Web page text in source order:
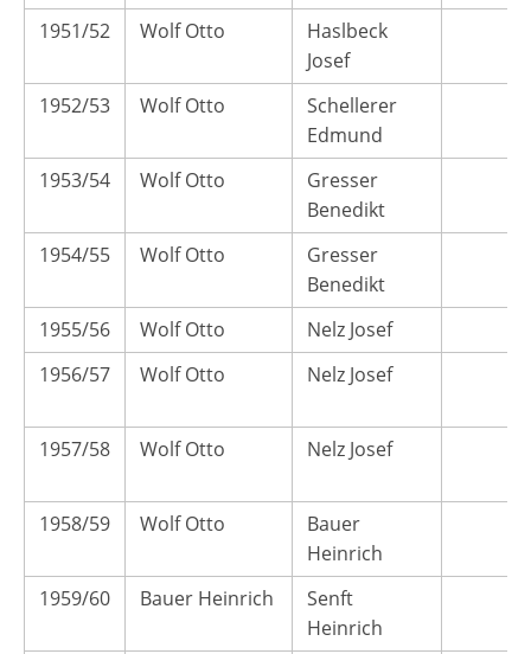
1951/52
Wolf Otto
Haslbeck
Josef
1952/53
Wolf Otto
Schellerer
Edmund
1953/54
Wolf Otto
Gresser
Benedikt
1954/55
Wolf Otto
Gresser
Benedikt
1955/56
Wolf Otto
Nelz Josef
1956/57
Wolf Otto Nelz Josef
1957/58 Wolf Otto Nelz Josef
1958/59 Wolf Otto
Bauer
Heinrich
1959/60
Bauer Heinrich
Senft
Heinrich